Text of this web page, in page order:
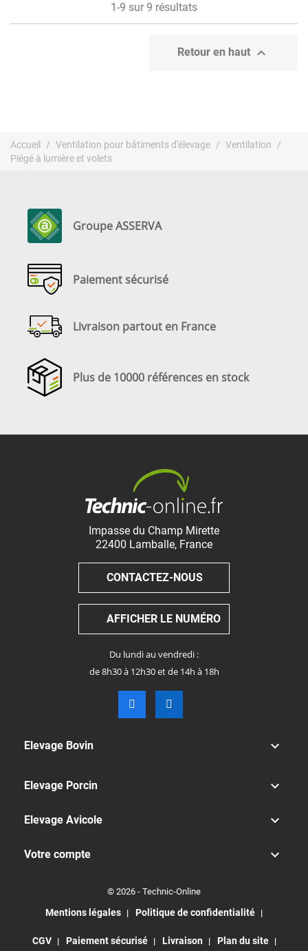
1-9 sur 9 résultats
Retour en haut 
Accueil Ventilation pour bâtiments d'élevage
Ventilation
Piégé à lumière et volets
Groupe ASSERVA
Paiement sécurisé
Livraison partout en France
Plus de 10000 références en stock
Impasse du Champ Mirette
22400 Lamballe, France
CONTACTEZ-NOUS
AFFICHER LE NUMÉRO
Du lundi au vendredi :
de 8h30 à 12h30 et de 14h à 18h
Elevage Bovin 
Elevage Porcin 
Elevage Avicole 
Votre compte 
© 2026 - Technic-Online
Mentions légales Politique de confidentialité
CGV Paiement sécurisé Livraison Plan du site